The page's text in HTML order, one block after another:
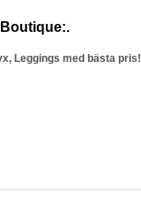
Leggings med bästa pris!